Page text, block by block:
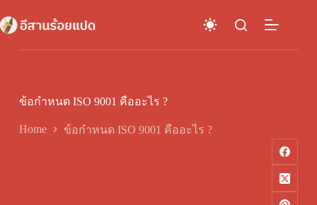
to
content
ข้อกำหนด ISO 9001 คืออะไร ?
Home ข้อกำหนด ISO 9001 คืออะไร ?